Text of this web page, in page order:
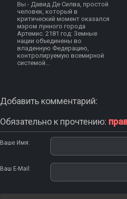
Вы - Давид Де Силва, простой
человек, который в
критический момент оказался
мэром лунного города
Артемис. 2181 год: Земные
нации объединены во
владенную Федерацию,
контролируемую всемирной
системой...
Добавить комментарий:
Обязательно к прочтению:
Ваше Имя:
Ваш E-Mail: